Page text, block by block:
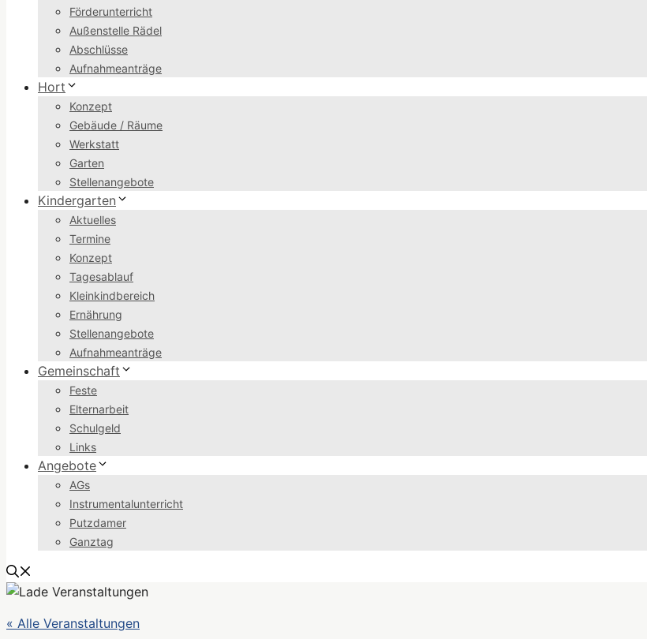
Förderunterricht
Außenstelle Rädel
Abschlüsse
Aufnahmeanträge
Hort
Konzept
Gebäude / Räume
Werkstatt
Garten
Stellenangebote
Kindergarten
Aktuelles
Termine
Konzept
Tagesablauf
Kleinkindbereich
Ernährung
Stellenangebote
Aufnahmeanträge
Gemeinschaft
Feste
Elternarbeit
Schulgeld
Links
Angebote
AGs
Instrumentalunterricht
Putzdamer
Ganztag
« Alle Veranstaltungen